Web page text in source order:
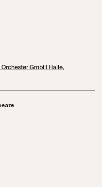
GmbH Halle,